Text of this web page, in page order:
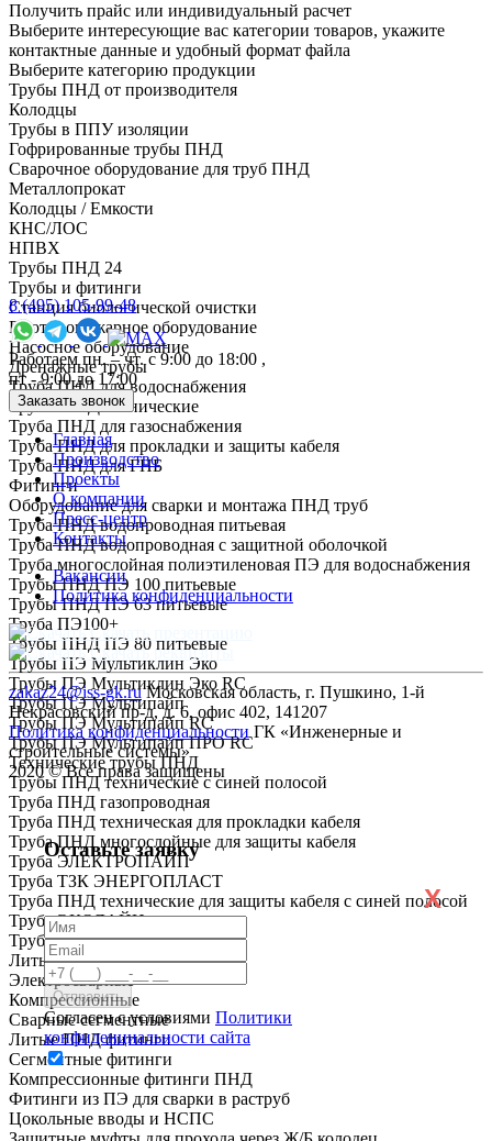
Получить прайс или индивидуальный расчет
Выберите интересующие вас категории товаров, укажите
контактные данные и удобный формат файла
Выберите категорию продукции
Трубы ПНД от производителя
Колодцы
Трубы в ППУ изоляции
Гофрированные трубы ПНД
Сварочное оборудование для труб ПНД
Металлопрокат
Колодцы / Емкости
КНС/ЛОС
НПВХ
Трубы ПНД 24
Трубы и фитинги
Cтанция биологической очистки
Противопожарное оборудование
Насосное оборудование
Дренажные трубы
Труба ПНД для водоснабжения
Трубы ПНД технические
Труба ПНД для газоснабжения
Труба ПНД для прокладки и защиты кабеля
Труба ПНД для ГНБ
Фитинги
Оборудование для сварки и монтажа ПНД труб
Труба ПНД водопроводная питьевая
Труба ПНД водопроводная с защитной оболочкой
Труба многослойная полиэтиленовая ПЭ для водоснабжения
Трубы ПНД ПЭ 100 питьевые
Трубы ПНД ПЭ 63 питьевые
Труба ПЭ100+
Трубы ПНД ПЭ 80 питьевые
Трубы ПЭ Мультиклин Эко
Трубы ПЭ Мультиклин Эко RC
Трубы ПЭ Мультипайп
Трубы ПЭ Мультипайп RC
Трубы ПЭ Мультипайп ПРО RC
Технические трубы ПНД
Трубы ПНД технические с синей полосой
Труба ПНД газопроводная
Труба ПНД техническая для прокладки кабеля
Труба ПНД многослойные для защиты кабеля
Труба ЭЛЕКТРОПАЙП
Труба ТЗК ЭНЕРГОПЛАСТ
Труба ПНД технические для защиты кабеля с синей полосой
Труба ЭКОЛАЙН
Труба ГОСТ Р МЭК
Литые
Электросварные
Компрессионные
Сварные сегментные
Литые ПНД фитинги
Сегментные фитинги
Компрессионные фитинги ПНД
Фитинги из ПЭ для сварки в раструб
Цокольные вводы и НСПС
8 (495) 105-99-48
Работаем пн. – чт. с 9:00 до 18:00 ,
пт - 9:00 до 17:00
Заказать звонок
Главная
Производство
Проекты
О компании
Пресс-центр
Контакты
Вакансии
Политика конфиденциальности
Скачать презентацию
Скачать реквизиты
zakaz24@iss-gk.ru Московская область, г. Пушкино, 1-й
Некрасовский пр-д, д. 6, офис 402, 141207
Политика конфиденциальности ГК «Инженерные и
строительные системы»
2020 © Все права защищены
Оставьте заявку
X
Согласен с условиями Политики
конфиденциальности сайта